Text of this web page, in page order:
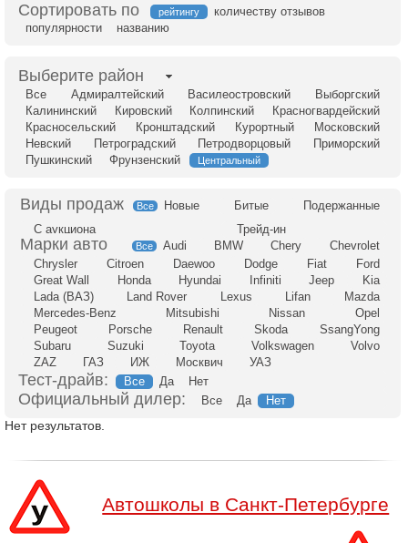
Сортировать по рейтингу
количеству отзывов
популярности
названию
Выберите район
Все Адмиралтейский Василеостровский
Выборгский
Калининский
Кировский Колпинский
Красногвардейский
Красносельский
Кронштадский Курортный
Московский
Невский
Петроградский Петродворцовый
Приморский
Пушкинский
Фрунзенский Центральный
Все Новые Битые
Подержанные
С аукциона
Трейд-ин
Все Audi BMW Chery
Chevrolet
Chrysler
Citroen Daewoo Dodge Fiat
Ford
Great Wall
Honda Hyundai Infiniti Jeep
Kia
Lada (ВАЗ)
Land Rover Lexus Lifan
Mazda
Mercedes-Benz
Mitsubishi Nissan
Opel
Peugeot
Porsche Renault Skoda
SsangYong
Subaru
Suzuki Toyota Volkswagen
Volvo
ZAZ
ГАЗ ИЖ Москвич УАЗ
Тест-драйв: Все Да Нет
Официальный дилер: Все Да Нет
Нет результатов.
Автошколы в Санкт-Петербурге